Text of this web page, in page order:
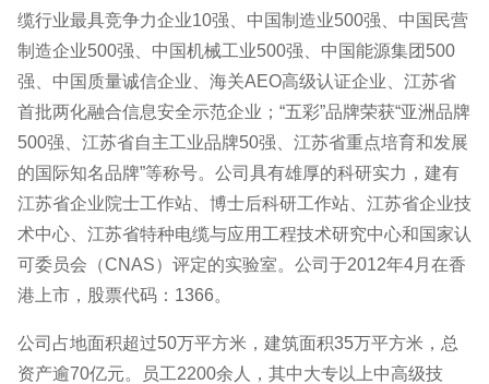
缆行业最具竞争力企业10强、中国制造业500强、中国民营
制造企业500强、中国机械工业500强、中国能源集团500
强、中国质量诚信企业、海关AEO高级认证企业、江苏省
首批两化融合信息安全示范企业；“五彩”品牌荣获“亚洲品牌
500强、江苏省自主工业品牌50强、江苏省重点培育和发展
的国际知名品牌”等称号。公司具有雄厚的科研实力，建有
江苏省企业院士工作站、博士后科研工作站、江苏省企业技
术中心、江苏省特种电缆与应用工程技术研究中心和国家认
可委员会（CNAS）评定的实验室。公司于2012年4月在香
港上市，股票代码：1366。
公司占地面积超过50万平方米，建筑面积35万平方米，总
资产逾70亿元。员工2200余人，其中大专以上中高级技